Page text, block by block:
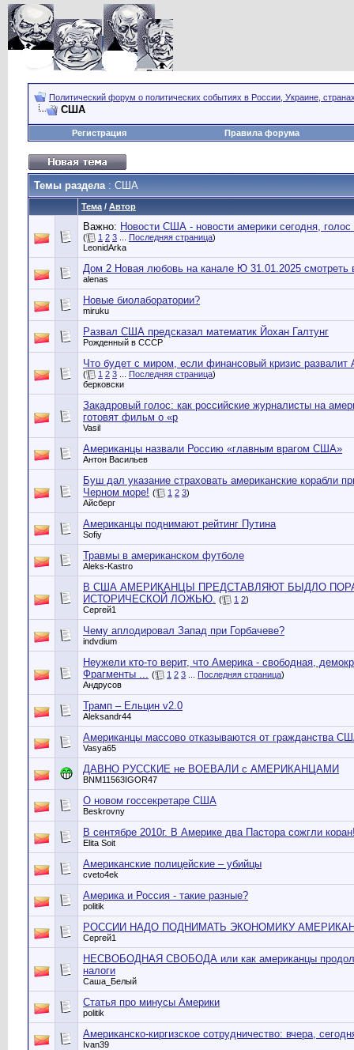
Политический форум о политических событиях в России, Украине,
США
Регистрация Правила форума
Темы раздела: США
Тема / Автор
Важно: Новости США - новости америки сегодня,
( 1 2 3 Последняя страница)
LeonidArka
Дом 2 Новая любовь на канале Ю 31.01.2025 смотреть
alenas
Новые биолаборатории?
miruku
Развал США предсказал математик Йохан Галтунг
Рожденный в СССР
Что будет с миром, если финансовый кризис развалит
( 1 2 3 Последняя страница)
берковски
Закадровый голос: как российские журналисты на
готовят фильм о «р
Vasil
Американцы назвали Россию «главным врагом США»
Антон Васильев
Буш дал указание страховать американские корабли
Черном море! ( 1 2 3)
Айсберг
Американцы поднимают рейтинг Путина
Sofiy
Травмы в американском футболе
Aleks-Kastro
В США АМЕРИКАНЦЫ ПРЕДСТАВЛЯЮТ БЫДЛО
ИСТОРИЧЕСКОЙ ЛОЖЬЮ. ( 1 2)
Сергей1
Чему аплодировал Запад при Горбачеве?
indvdium
Неужели кто-то верит, что Америка - свободная,
Фрагменты ... ( 1 2 3 Последняя страница)
Андрусов
Трамп – Ельцин v2.0
Aleksandr44
Американцы массово отказываются от гражданства
Vasya65
ДАВНО РУССКИЕ не ВОЕВАЛИ с АМЕРИКАНЦАМИ
BNM11563IGOR47
О новом госсекретаре США
Beskrovny
В сентябре 2010г. В Америке два Пастора сожгли
Elita Soit
Американские полицейские – убийцы
cveto4ek
Америка и Россия - такие разные?
politik
РОССИИ НАДО ПОДНИМАТЬ ЭКОНОМИКУ
Сергей1
НЕСВОБОДНАЯ СВОБОДА или как американцы
налоги
Саша_Белый
Статья про минусы Америки
politik
Американско-киргизское сотрудничество: вчера,
Ivan39